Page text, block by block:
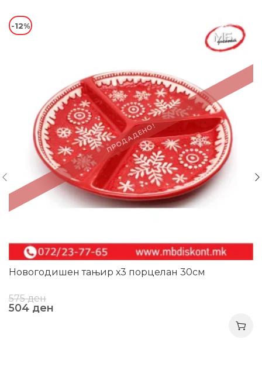
ПРОДАДЕНО!
-12%
Новогодишен тањир х3 порцелан 30см
575ден
504 ден